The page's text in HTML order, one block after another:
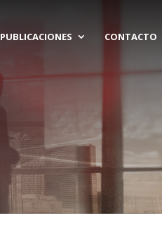
PUBLICACIONES CONTACTO